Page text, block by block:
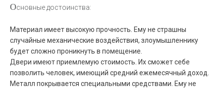
Основные достоинства:
Материал имеет высокую прочность. Ему не страшны
случайные механические воздействия, злоумышленнику
будет сложно проникнуть в помещение.
Двери имеют приемлемую стоимость. Их сможет себе
позволить человек, имеющий средний ежемесячный доход.
Металл покрывается специальными средствами. Ему не